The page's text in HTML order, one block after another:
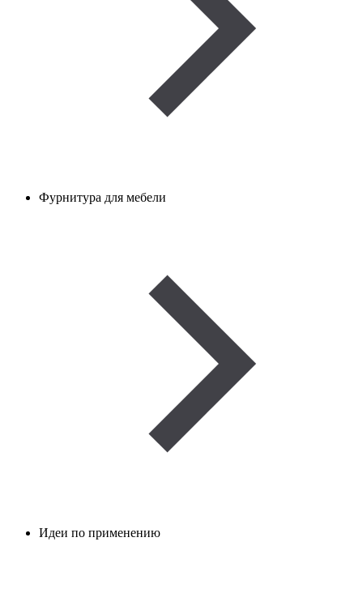
Фурнитура для мебели
Идеи по применению